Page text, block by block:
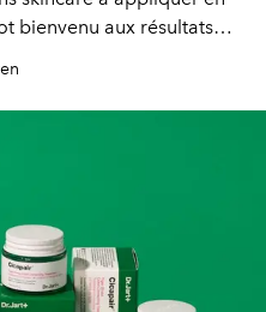
bienvenu aux résultats